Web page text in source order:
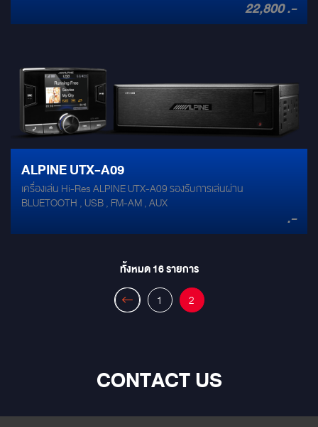
เอกลักษณ์เฉพาะของอัลไพน์รุ่น UTX-M08เครื่องเสียงนี้สามารถติดตั้งได้
กับหลากหลายรถยนต์โดยที่ไม่ต้องรื้อเครื่องเสียงเดิมออก อีกทั้งยังคง
22,800 .-
ALPINE UTX-A09
เครื่องเล่น Hi-Res ALPINE UTX-A09 รองรับการเล่นผ่าน
BLUETOOTH , USB , FM-AM , AUX
.-
ทั้งหมด16รายการ
1 2
CONTACT US